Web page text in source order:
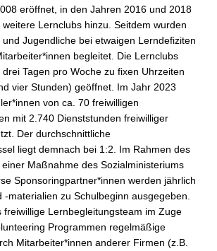
eröffnet, in den Jahren 2016 und 2018
Lernclubs hinzu. Seitdem wurden
Jugendliche bei etwaigen Lerndefiziten
begleitet. Die Lernclubs
Tagen pro Woche zu fixen Uhrzeiten
vier Stunden) geöffnet. Im Jahr 2023
von ca. 70 freiwilligen
mit 2.740 Dienststunden freiwilliger
Der durchschnittliche
liegt demnach bei 1:2. Im Rahmen des
Maßnahme des Sozialministeriums
Sponsoringpartner*innen werden jährlich
-materialien zu Schulbeginn ausgegeben.
freiwillige Lernbegleitungsteam im Zuge
Programmen regelmäßige
Mitarbeiter*innen anderer Firmen (z.B.